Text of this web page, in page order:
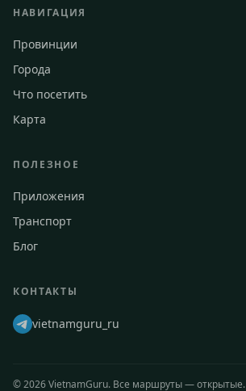
НАВИГАЦИЯ
Провинции
Города
Что посетить
Карта
ПОЛЕЗНОЕ
Приложения
Транспорт
Блог
КОНТАКТЫ
vietnamguru_ru
©2026VietnamGuru. Все маршруты — открытые.